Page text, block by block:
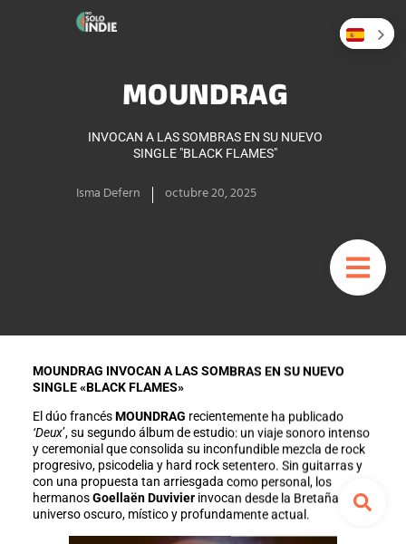
MOUNDRAG
INVOCAN A LAS SOMBRAS EN SU NUEVO
SINGLE "BLACK FLAMES"
Isma Defern octubre 20, 2025
MOUNDRAG INVOCAN A LAS SOMBRAS EN SU NUEVO
SINGLE «BLACK FLAMES»
El dúo francés MOUNDRAG recientemente ha publicado
‘Deux’, su segundo álbum de estudio: un viaje sonoro intenso
y ceremonial que consolida su inconfundible mezcla de rock
progresivo, psicodelia y hard rock setentero. Sin guitarras y
con una propuesta tan arriesgada como personal, los
hermanosGoellaën Duvivier invocan desde la Bretaña un
universo oscuro, místico y profundamente actual.